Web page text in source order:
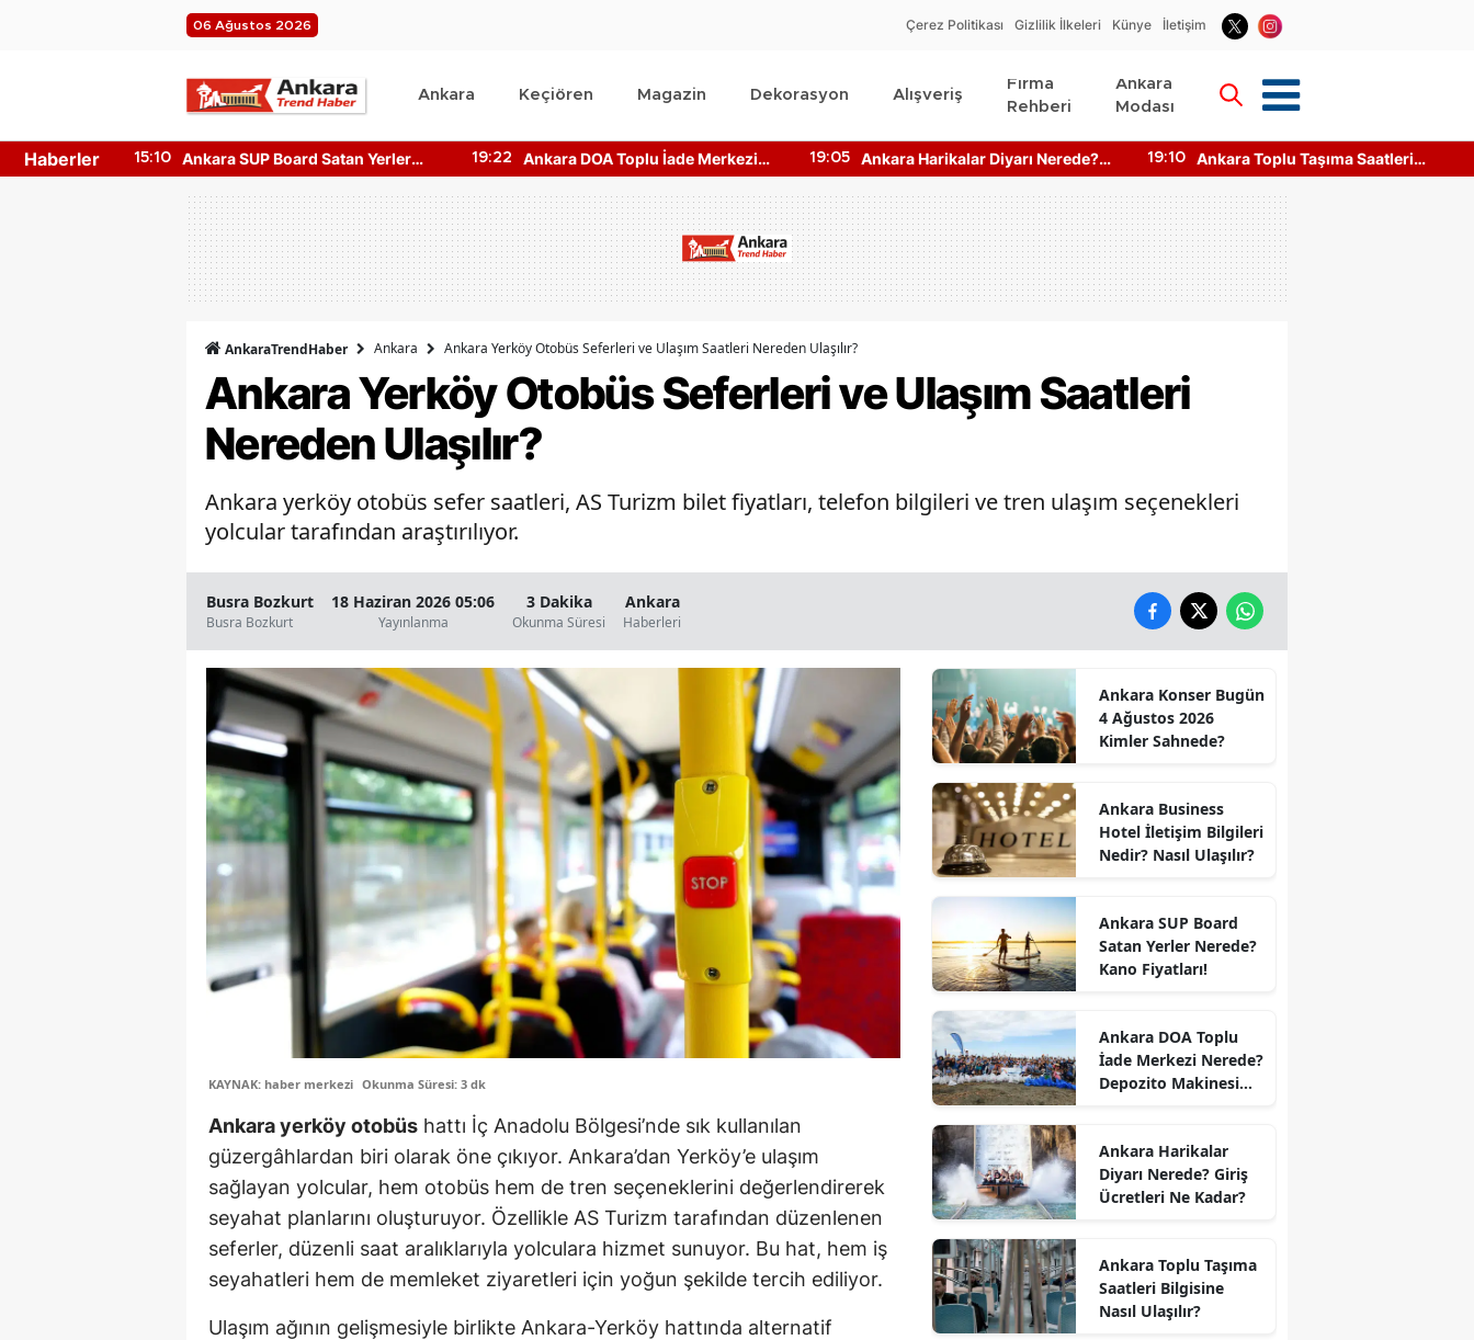
06 Ağustos 2026 Çerez Politikası Gizlilik İlkeleri Künye İletişim
Ankara Keçiören Magazin Dekorasyon Alışveriş
Firma
Rehberi
Ankara
Modası
Haberler
Yerler
19:22
Ankara DOA Toplu İade Merkezi
Nerede? Depozito Makinesi
Nerede?
19:05
Ankara Harikalar Diyarı Nerede?
Giriş Ücretleri Ne Kadar?
19:10
Ankara Toplu Taşıma Saatleri
Bilgisine Nasıl Ulaşılır?
16:22
Ankara DOA İade Noktaları Nerede?
Makineler Çalışıyor mu?
AnkaraTrendHaber Ankara Ankara Yerköy Otobüs Seferleri ve Ulaşım Saatleri Nereden Ulaşılır?
Ankara Yerköy Otobüs Seferleri ve Ulaşım Saatleri
Nereden Ulaşılır?
Ankara yerköy otobüs sefer saatleri, AS Turizm bilet fiyatları, telefon bilgileri ve tren ulaşım seçenekleri
yolcular tarafından araştırılıyor.
Busra Bozkurt
Busra Bozkurt
18 Haziran 2026 05:06
Yayınlanma
3 Dakika
Okunma Süresi
Ankara
Haberleri
KAYNAK: haber merkezi Okunma Süresi: 3 dk
Ankara yerköy otobüs hattı İç Anadolu Bölgesi’nde sık kullanılan
güzergâhlardan biri olarak öne çıkıyor. Ankara’dan Yerköy’e ulaşım
sağlayan yolcular, hem otobüs hem de tren seçeneklerini değerlendirerek
seyahat planlarını oluşturuyor. Özellikle AS Turizm tarafından düzenlenen
seferler, düzenli saat aralıklarıyla yolculara hizmet sunuyor. Bu hat, hem iş
seyahatleri hem de memleket ziyaretleri için yoğun şekilde tercih ediliyor.
Ulaşım ağının gelişmesiyle birlikte Ankara-Yerköy hattında alternatif
Ankara Konser Bugün
4 Ağustos 2026
Kimler Sahnede?
Ankara Business
Hotel İletişim Bilgileri
Nedir? Nasıl Ulaşılır?
Ankara SUP Board
Satan Yerler Nerede?
Kano Fiyatları!
Ankara DOA Toplu
İade Merkezi Nerede?
Depozito Makinesi
Ankara Harikalar
Diyarı Nerede? Giriş
Ücretleri Ne Kadar?
Ankara Toplu Taşıma
Saatleri Bilgisine
Nasıl Ulaşılır?